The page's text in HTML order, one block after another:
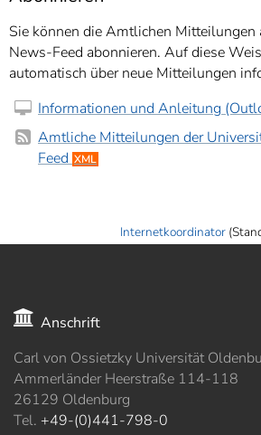
Sie können die Amtlichen Mitteilungen
News-Feed abonnieren. Auf diese
automatisch über neue Mitteilungen
Informationen und Anleitung
Amtliche Mitteilungen der
Feed XML
Internetkoordinator
Anschrift
Carl von Ossietzky Universität
Ammerländer Heerstraße 114-118
26129 Oldenburg
Tel. +49-(0)441-798-0